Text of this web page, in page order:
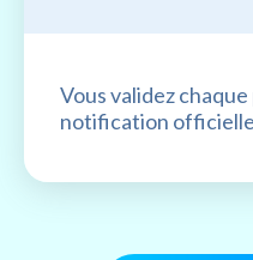
Vous validez
notification